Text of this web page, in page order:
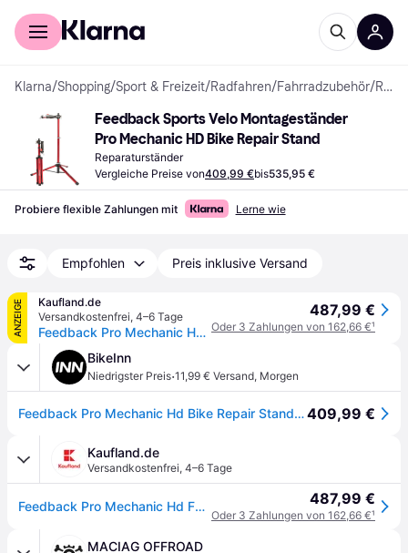
Für Shopper
Klarna/Shopping/Sport & Freizeit/Radfahren/Fahrradzubehör/ Reparaturständer
Feedback Sports Velo Montageständer
Pro Mechanic HD Bike Repair Stand
Reparaturständer
Vergleiche Preise von409,99 €bis535,95 €
Probiere flexible Zahlungen mit Lerne wie
Empfohlen Preis inklusive Versand
ANZEIGE
Kaufland.de
Versandkostenfrei, 4–6 Tage
Feedback Pro Mechanic Hd Fahrradmontageständer Silber Silber One Size
487,99 €
Oder 3 Zahlungen von 162,66 €¹
BikeInn
Niedrigster Preis·11,99 € Versand, Morgen
Feedback Pro Mechanic Hd Bike Repair Stand Silber409,99 €
Kaufland.de
Versandkostenfrei, 4–6 Tage
Feedback Pro Mechanic Hd Fahrradmontageständer Silber Silber One Size 487,99 €
Oder 3 Zahlungen von 162,66 €¹
MACIAG OFFROAD